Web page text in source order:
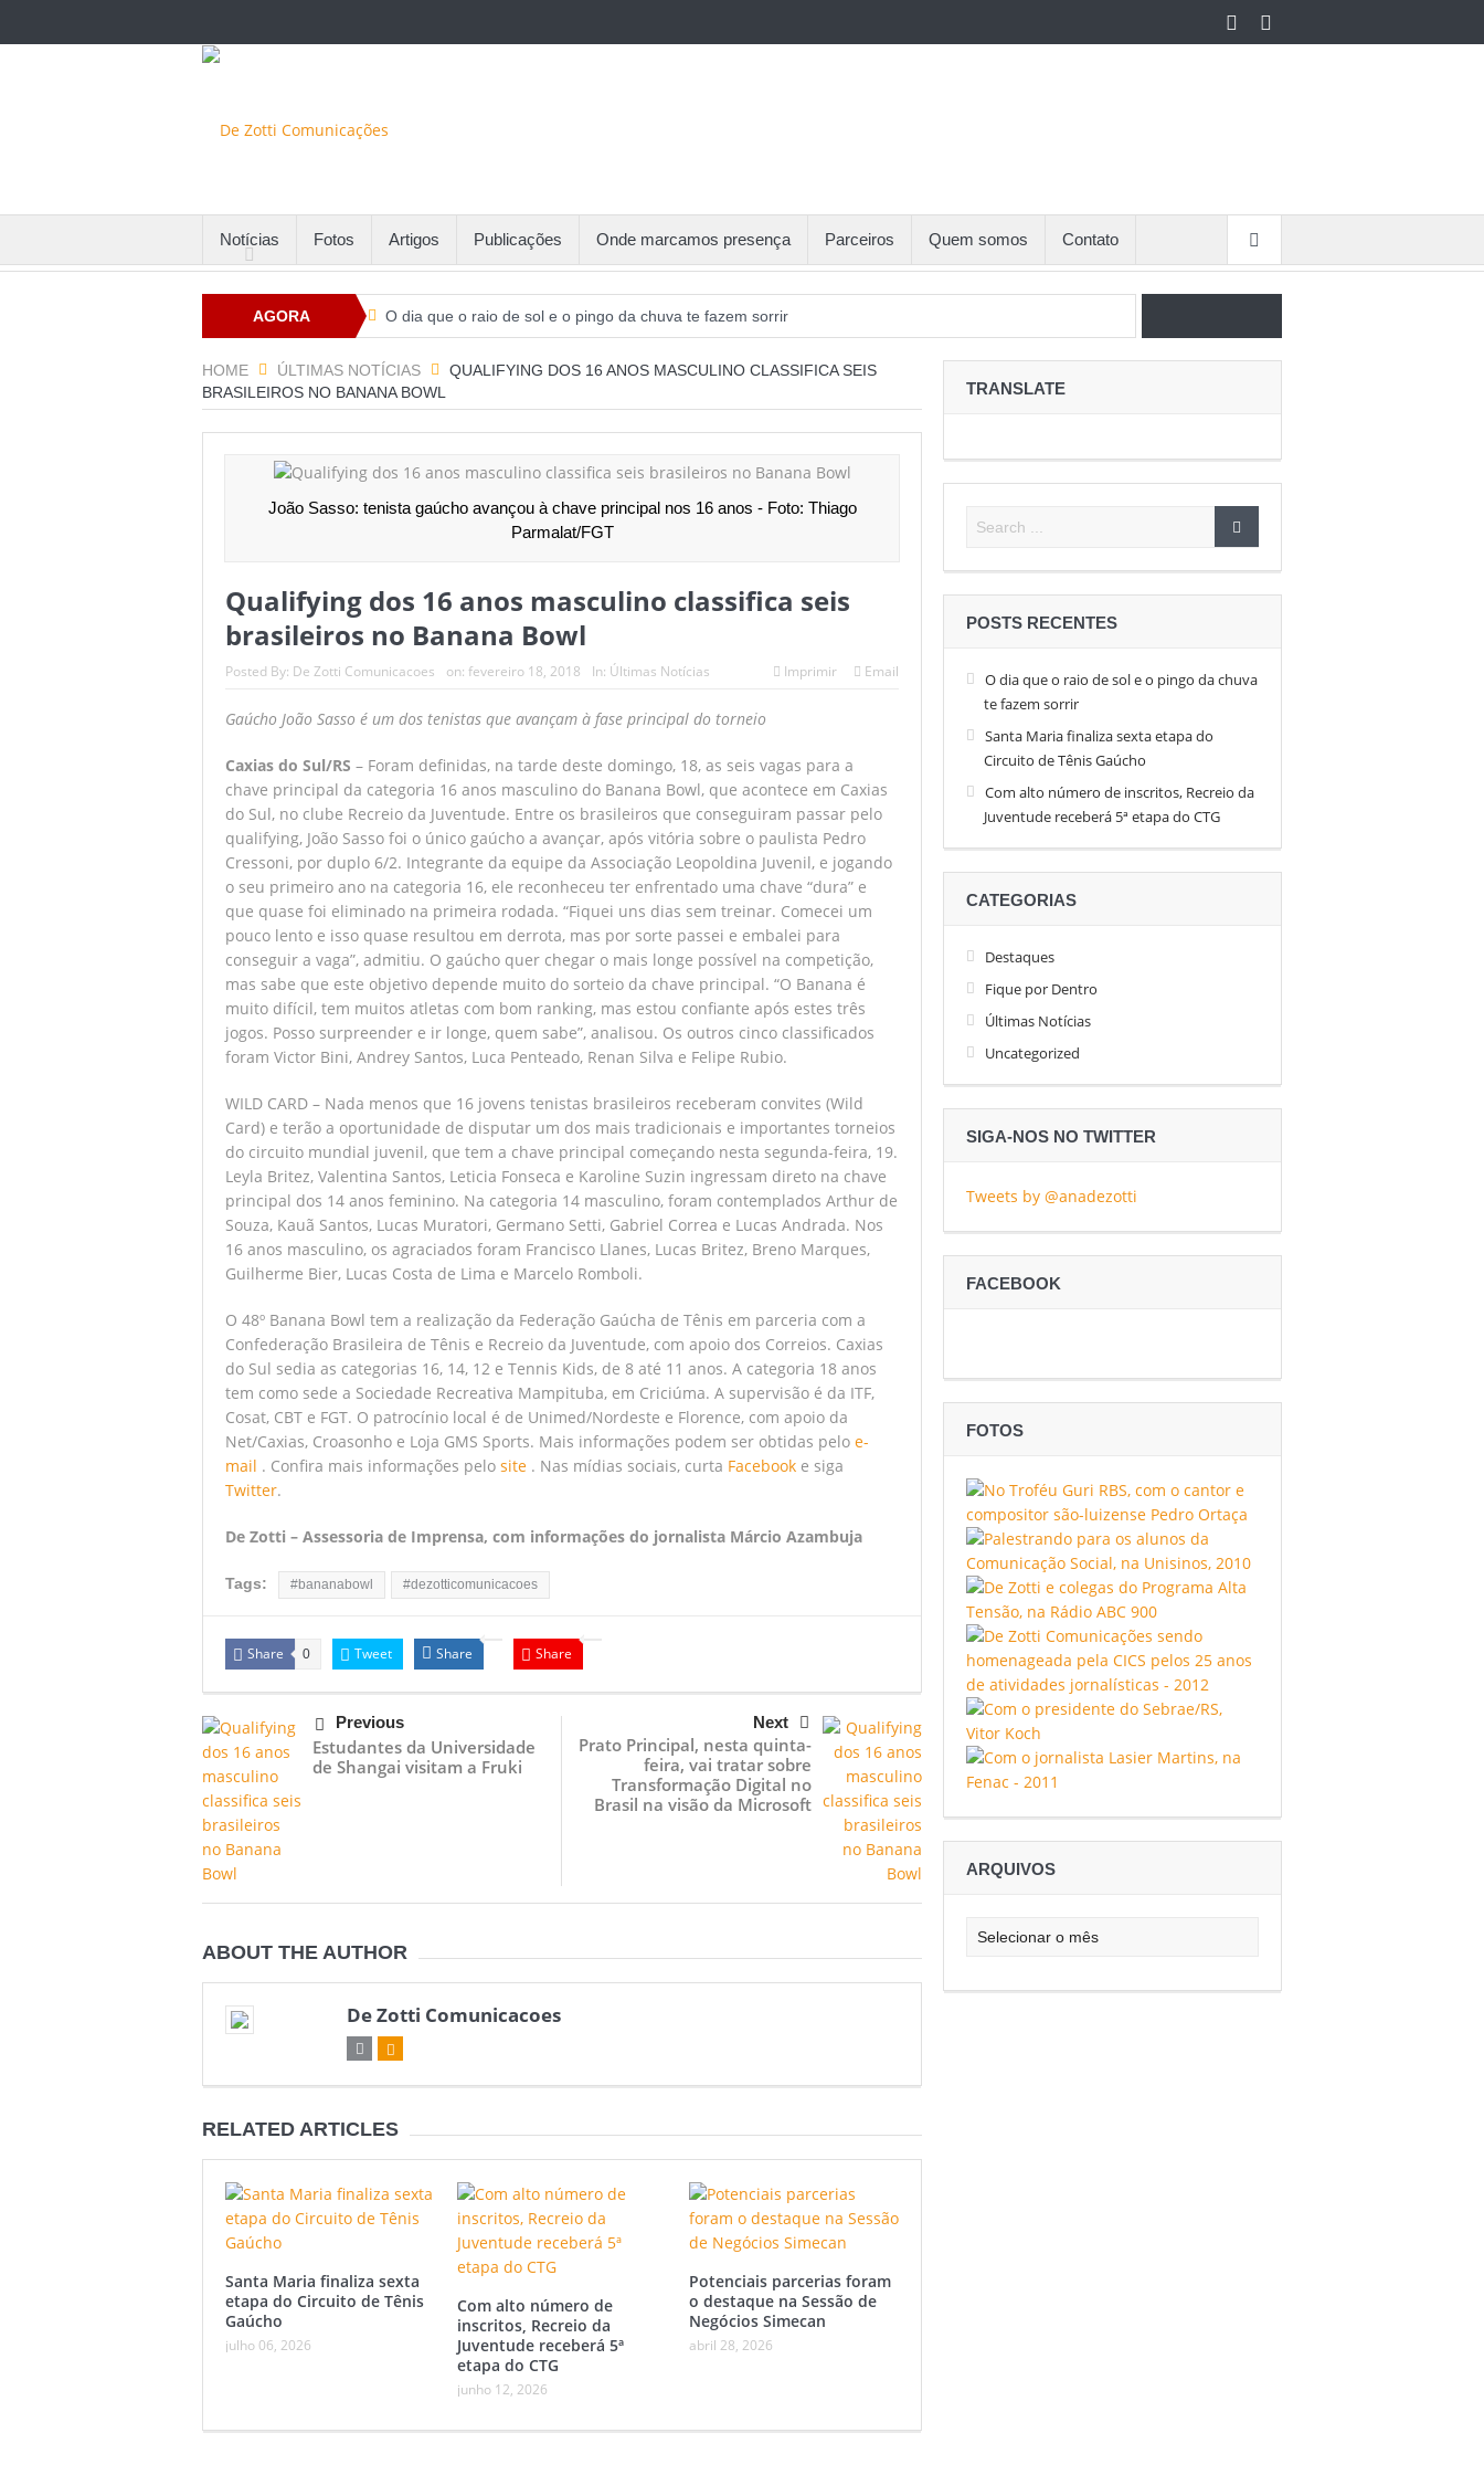
Notícias Fotos Artigos Publicações Onde marcamos presença Parceiros Quem somos Contato
AGORA O dia que o raio de sol e o pingo da chuva te fazem sorrir
Com alto número de inscritos, Recreio da Juventude receberá 5ª etapa do CTG
Comissão de RH debate organização do trabalho e reivindicações sindicais para 2026
Em decisão com alto nível de tênis, Facundo Diaz Acosta é o campeão do São Léo Open 26
Seguem abertas até 13 de abril as inscrições para a Sessão de Negócios Simecan
Batalha de quase quatro horas garante brasileiro nas quartas de final do São Léo Open
HOME ÚLTIMAS NOTÍCIAS
QUALIFYING DOS 16 ANOS MASCULINO CLASSIFICA SEIS
BRASILEIROS NO BANANA BOWL
João Sasso: tenista gaúcho avançou à chave principal nos 16 anos - Foto: Thiago
Parmalat/FGT
Qualifying dos 16 anos masculino classifica seis
brasileiros no Banana Bowl
Posted By: De Zotti Comunicacoes on: fevereiro 18, 2018 In: Últimas Notícias Imprimir Email
Gaúcho João Sasso é um dos tenistas que avançam à fase principal do torneio
Caxias do Sul/RS – Foram definidas, na tarde deste domingo, 18, as seis vagas para a
chave principal da categoria 16 anos masculino do Banana Bowl, que acontece em Caxias
do Sul, no clube Recreio da Juventude. Entre os brasileiros que conseguiram passar pelo
qualifying, João Sasso foi o único gaúcho a avançar, após vitória sobre o paulista Pedro
Cressoni, por duplo 6/2. Integrante da equipe da Associação Leopoldina Juvenil, e jogando
o seu primeiro ano na categoria 16, ele reconheceu ter enfrentado uma chave “dura” e
que quase foi eliminado na primeira rodada. “Fiquei uns dias sem treinar. Comecei um
pouco lento e isso quase resultou em derrota, mas por sorte passei e embalei para
conseguir a vaga”, admitiu. O gaúcho quer chegar o mais longe possível na competição,
mas sabe que este objetivo depende muito do sorteio da chave principal. “O Banana é
muito difícil, tem muitos atletas com bom ranking, mas estou confiante após estes três
jogos. Posso surpreender e ir longe, quem sabe”, analisou. Os outros cinco classificados
foram Victor Bini, Andrey Santos, Luca Penteado, Renan Silva e Felipe Rubio.
WILD CARD – Nada menos que 16 jovens tenistas brasileiros receberam convites (Wild
Card) e terão a oportunidade de disputar um dos mais tradicionais e importantes torneios
do circuito mundial juvenil, que tem a chave principal começando nesta segunda-feira, 19.
Leyla Britez, Valentina Santos, Leticia Fonseca e Karoline Suzin ingressam direto na chave
principal dos 14 anos feminino. Na categoria 14 masculino, foram contemplados Arthur de
Souza, Kauã Santos, Lucas Muratori, Germano Setti, Gabriel Correa e Lucas Andrada. Nos
16 anos masculino, os agraciados foram Francisco Llanes, Lucas Britez, Breno Marques,
Guilherme Bier, Lucas Costa de Lima e Marcelo Romboli.
O 48º Banana Bowl tem a realização da Federação Gaúcha de Tênis em parceria com a
Confederação Brasileira de Tênis e Recreio da Juventude, com apoio dos Correios. Caxias
do Sul sedia as categorias 16, 14, 12 e Tennis Kids, de 8 até 11 anos. A categoria 18 anos
tem como sede a Sociedade Recreativa Mampituba, em Criciúma. A supervisão é da ITF,
Cosat, CBT e FGT. O patrocínio local é de Unimed/Nordeste e Florence, com apoio da
Net/Caxias, Croasonho e Loja GMS Sports. Mais informações podem ser obtidas pelo e-
mail . Confira mais informações pelo site . Nas mídias sociais, curta Facebook e siga
Twitter.
De Zotti – Assessoria de Imprensa, com informações do jornalista Márcio Azambuja
Tags: #bananabowl #dezotticomunicacoes
Share 0 Tweet Share Share
Previous
Estudantes da Universidade
de Shangai visitam a Fruki
Next
Prato Principal, nesta quinta-
feira, vai tratar sobre
Transformação Digital no
Brasil na visão da Microsoft
ABOUT THE AUTHOR
De Zotti Comunicacoes
RELATED ARTICLES
Santa Maria finaliza sexta
etapa do Circuito de Tênis
Gaúcho
julho 06, 2026
Com alto número de
inscritos, Recreio da
Juventude receberá 5ª
etapa do CTG
junho 12, 2026
Potenciais parcerias foram
o destaque na Sessão de
Negócios Simecan
abril 28, 2026
TRANSLATE
POSTS RECENTES
O dia que o raio de sol e o pingo da chuva
te fazem sorrir
Santa Maria finaliza sexta etapa do
Circuito de Tênis Gaúcho
Com alto número de inscritos, Recreio da
Juventude receberá 5ª etapa do CTG
CATEGORIAS
Destaques
Fique por Dentro
Últimas Notícias
Uncategorized
SIGA-NOS NO TWITTER
Tweets by @anadezotti
FACEBOOK
FOTOS
ARQUIVOS
Arquivos